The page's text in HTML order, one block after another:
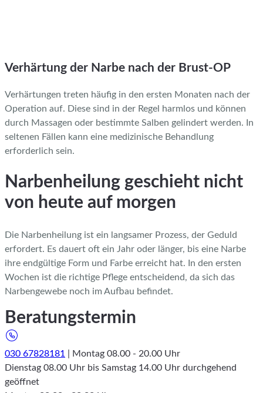
Verhärtung der Narbe nach der Brust-OP
Verhärtungen treten häufig in den ersten Monaten nach der
Operation auf. Diese sind in der Regel harmlos und können
durch Massagen oder bestimmte Salben gelindert werden. In
seltenen Fällen kann eine medizinische Behandlung
erforderlich sein.
Narbenheilung geschieht nicht
von heute auf morgen
Die Narbenheilung ist ein langsamer Prozess, der Geduld
erfordert. Es dauert oft ein Jahr oder länger, bis eine Narbe
ihre endgültige Form und Farbe erreicht hat. In den ersten
Wochen ist die richtige Pflege entscheidend, da sich das
Narbengewebe noch im Aufbau befindet.
Beratungstermin
030 67828181
| Montag 08.00 - 20.00 Uhr
Dienstag 08.00 Uhr bis Samstag 14.00 Uhr durchgehend
geöffnet